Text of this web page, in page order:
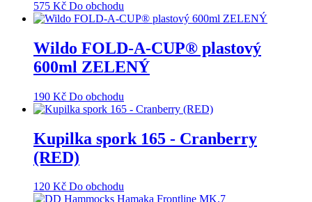
575 Kč Do obchodu
Wildo FOLD-A-CUP® plastový
600ml ZELENÝ
190 Kč Do obchodu
Kupilka spork 165 - Cranberry
(RED)
120 Kč Do obchodu